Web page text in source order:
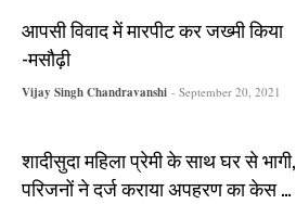
आपसी विवाद में मारपीट कर जख्मी किया
-मसौढ़ी
Vijay Singh Chandravanshi - September 20, 2021
शादीसुदा महिला प्रेमी के साथ घर से भागी,
परिजनों ने दर्ज कराया अपहरण का केस …